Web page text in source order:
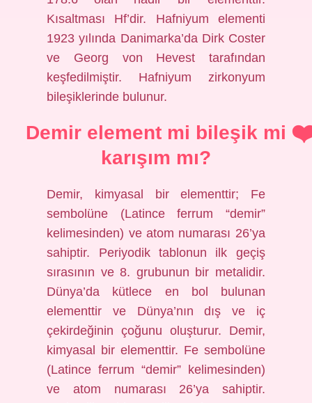
Kısaltması Hf’dir. Hafniyum elementi
1923 yılında Danimarka’da Dirk Coster
ve Georg von Hevest tarafından
keşfedilmiştir. Hafniyum zirkonyum
bileşiklerinde bulunur.
Demir element mi bileşik mi
karışım mı?
Demir, kimyasal bir elementtir; Fe
sembolüne (Latince ferrum “demir”
kelimesinden) ve atom numarası 26’ya
sahiptir. Periyodik tablonun ilk geçiş
sırasının ve 8. grubunun bir metalidir.
Dünya’da kütlece en bol bulunan
elementtir ve Dünya’nın dış ve iç
çekirdeğinin çoğunu oluşturur. Demir,
kimyasal bir elementtir. Fe sembolüne
(Latince ferrum “demir” kelimesinden)
ve atom numarası 26’ya sahiptir.